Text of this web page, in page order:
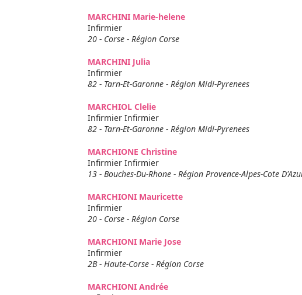
MARCHINI Marie-helene
Infirmier
20 - Corse - Région Corse
MARCHINI Julia
Infirmier
82 - Tarn-Et-Garonne - Région Midi-Pyrenees
MARCHIOL Clelie
Infirmier Infirmier
82 - Tarn-Et-Garonne - Région Midi-Pyrenees
MARCHIONE Christine
Infirmier Infirmier
13 - Bouches-Du-Rhone - Région Provence-Alpes-Cote
MARCHIONI Mauricette
Infirmier
20 - Corse - Région Corse
MARCHIONI Marie Jose
Infirmier
2B - Haute-Corse - Région Corse
MARCHIONI Andrée